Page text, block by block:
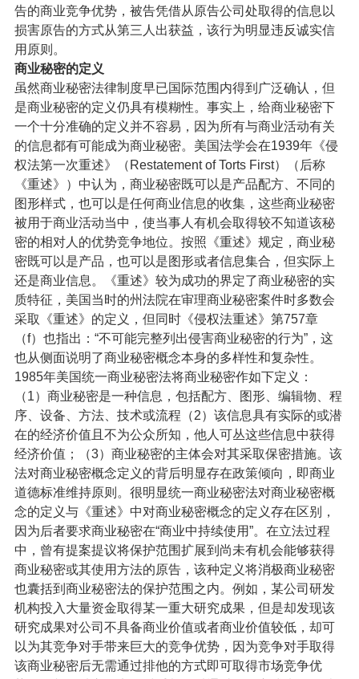
告的商业竞争优势，被告凭借从原告公司处取得的信息以
损害原告的方式从第三人出获益，该行为明显违反诚实信
用原则。
商业秘密的定义
虽然商业秘密法律制度早已国际范围内得到广泛确认，但
是商业秘密的定义仍具有模糊性。事实上，给商业秘密下
一个十分准确的定义并不容易，因为所有与商业活动有关
的信息都有可能成为商业秘密。美国法学会在1939年《侵
权法第一次重述》（Restatement of Torts First）（后称
《重述》）中认为，商业秘密既可以是产品配方、不同的
图形样式，也可以是任何商业信息的收集，这些商业秘密
被用于商业活动当中，使当事人有机会取得较不知道该秘
密的相对人的优势竞争地位。按照《重述》规定，商业秘
密既可以是产品，也可以是图形或者信息集合，但实际上
还是商业信息。《重述》较为成功的界定了商业秘密的实
质特征，美国当时的州法院在审理商业秘密案件时多数会
采取《重述》的定义，但同时《侵权法重述》第757章
（f）也指出：“不可能完整列出侵害商业秘密的行为”，这
也从侧面说明了商业秘密概念本身的多样性和复杂性。
1985年美国统一商业秘密法将商业秘密作如下定义：
（1）商业秘密是一种信息，包括配方、图形、编辑物、程
序、设备、方法、技术或流程（2）该信息具有实际的或潜
在的经济价值且不为公众所知，他人可丛这些信息中获得
经济价值；（3）商业秘密的主体会对其采取保密措施。该
法对商业秘密概念定义的背后明显存在政策倾向，即商业
道德标准维持原则。很明显统一商业秘密法对商业秘密概
念的定义与《重述》中对商业秘密概念的定义存在区别，
因为后者要求商业秘密在“商业中持续使用”。在立法过程
中，曾有提案提议将保护范围扩展到尚未有机会能够获得
商业秘密或其使用方法的原告，该种定义将消极商业秘密
也囊括到商业秘密法的保护范围之内。例如，某公司研发
机构投入大量资金取得某一重大研究成果，但是却发现该
研究成果对公司不具备商业价值或者商业价值较低，却可
以为其竞争对手带来巨大的竞争优势，因为竞争对手取得
该商业秘密后无需通过排他的方式即可取得市场竞争优